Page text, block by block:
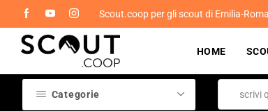
Scout.coop per gli scout di Emilia-
HOME
Categorie